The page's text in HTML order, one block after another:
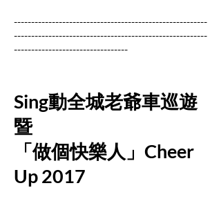
--------------------------------------------------------
--------------------------------------------------------
---------------------------------
Sing動全城老爺車巡遊
暨
「做個快樂人」Cheer
Up 2017